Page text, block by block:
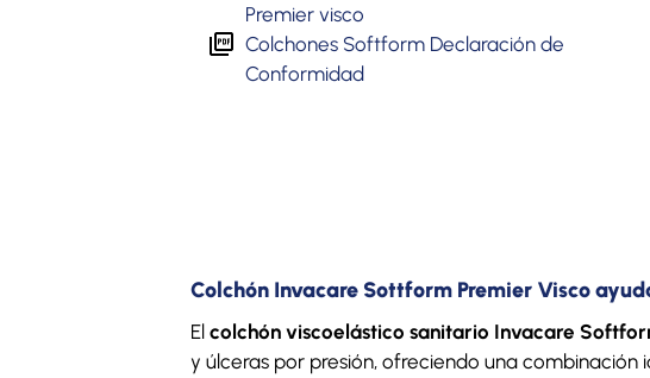
Premier visco
Colchones Softform Declaración de
Conformidad
Colchón Invacare Sottform Premier Visco
El colchón viscoelástico sanitario Invacare
y úlceras por presión, ofreciendo una